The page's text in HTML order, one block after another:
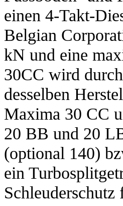
einen 4-Takt-
Belgian
kN und eine
30CC wird
desselben
Maxima 30 CC
20 BB und 20
(optional 140)
ein